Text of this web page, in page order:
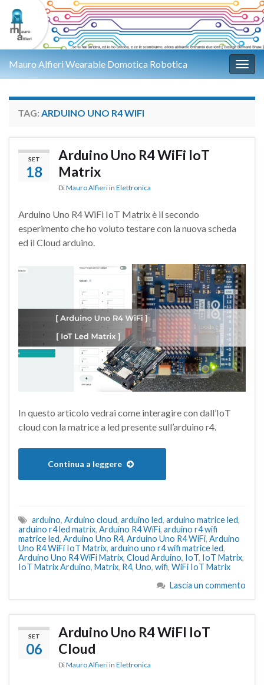
Mauro Alfieri Wearable Domotica Robotica
TAG: ARDUINO UNO R4 WIFI
SET
18
Arduino Uno R4 WiFi IoT
Matrix
DiMauro Alfieri in Elettronica
Arduino Uno R4 WiFi IoT Matrix è il secondo
esperimento che ho voluto testare con la nuova scheda
ed il Cloud arduino.
In questo articolo vedrai come interagire con dall’IoT
cloud con la matrice a led presente sull’arduino r4.
Continua a leggere
arduino, Arduino cloud, arduino led, arduino matrice led,
arduino r4 led matrix, Arduino R4 WiFi, arduino r4 wifi
matrice led, Arduino Uno R4, Arduino Uno R4 WiFi, Arduino
Uno R4 WiFi IoT Matrix, arduino uno r4 wifi matrice led,
Arduino Uno R4 WiFi Matrix, Cloud Arduino, IoT, IoT Matrix,
IoT Matrix Arduino, Matrix, R4, Uno, wifi, WiFi IoT Matrix
Lascia un commento
SET
06
Arduino Uno R4 WiFI IoT
Cloud
DiMauro Alfieri in Elettronica